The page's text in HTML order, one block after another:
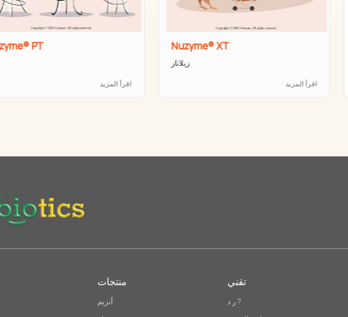
PT
اقرأ المزيد
Nuzyme® XT
زيلاناز
اقرأ المزيد
منتجات
أنزيم
تقني
ر د ?